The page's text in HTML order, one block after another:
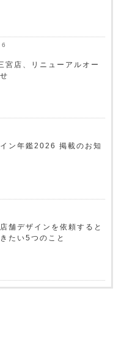
宮店、リニューアルオー
ン年鑑2026 掲載のお知
舗デザインを依頼すると
たい5つのこと